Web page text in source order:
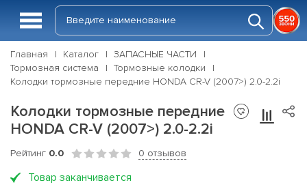
Главная Каталог
ЗАПАСНЫЕ ЧАСТИ
Тормозная система
Тормозные колодки
Колодки тормозные передние HONDA CR-V (2007>) 2.0-2.2i
Колодки тормозные передние
HONDA CR-V (2007>) 2.0-2.2i
Рейтинг 0.0 0 отзывов
Товар заканчивается